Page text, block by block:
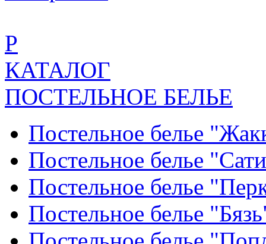
Р
КАТАЛОГ
ПОСТЕЛЬНОЕ БЕЛЬЕ
Постельное белье
Постельное белье
Постельное белье
Постельное белье